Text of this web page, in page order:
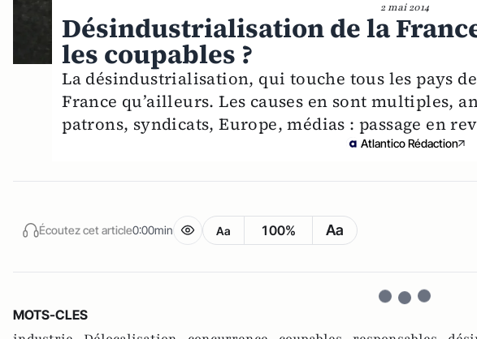
2 mai 2014
Désindustrialisation de la
les coupables ?
La désindustrialisation, qui touche tous les pays de
France qu’ailleurs. Les causes en sont multiples,
patrons, syndicats, Europe, médias : passage en
Atlantico Rédaction
Écoutez cet article0:00min Aa 100% Aa
MOTS-CLES